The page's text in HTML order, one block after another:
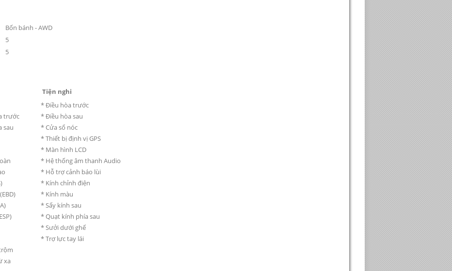
Bốn bánh - AWD
5
5
Tiện nghi
trước
sau
xa
* Điều hòa trước
* Điều hòa sau
* Cửa sổ nóc
* Thiết bị định vị GPS
* Màn hình LCD
* Hệ thống âm thanh Audio
* Hỗ trợ cảnh báo lùi
* Kính chỉnh điện
* Kính màu
* Sấy kính sau
* Quạt kính phía sau
* Sưởi dưới ghế
* Trợ lực tay lái